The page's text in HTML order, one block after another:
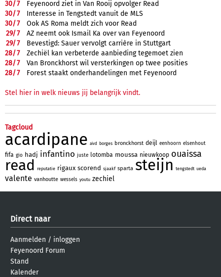
30/7
Feyenoord ziet in Van Rooij opvolger Read
30/7
Interesse in Tengstedt vanuit de MLS
30/7
Ook AS Roma meldt zich voor Read
29/7
AZ neemt ook Ismail Ka over van Feyenoord
29/7
Bevestigd: Sauer vervolgt carrière in Stuttgart
28/7
Zechiël kan verbeterde aanbieding tegemoet zien
28/7
Van Bronckhorst wil versterkingen op twee posities
28/7 Forest staakt onderhandelingen met Feyenoord
Stel hier in welk nieuws jij belangrijk vindt.
Tagcloud
acardipane aivd borges bronckhorst deijl eenhoorn elsenhout
fifa gio hadj infantino juste lotomba moussa nieuwkoop ouaissa
read reputatie rigaux scorend sjaakf sparta steijn tengstedt ueda
valente vanhoutte wessels youtu zechiel
Direct naar
Aanmelden / inloggen
Feyenoord Forum
Stand
Kalender